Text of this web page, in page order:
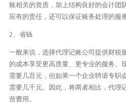
账相关的资质，加上结构良好的会计团
应有的责任，还可以保证账务处理的服
2、省钱
一般来说，选择代理记账公司提供财税
的成本享受更高质量、更专业的服务。
需要几百元，但如果一个企业聘请专职
需要几千元。因此，将两者相比，代理
营费用。